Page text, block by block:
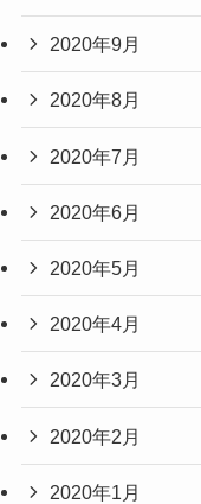
2020年9月
2020年8月
2020年7月
2020年6月
2020年5月
2020年4月
2020年3月
2020年2月
2020年1月